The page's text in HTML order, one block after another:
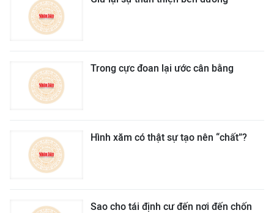
Trong cực đoan lại ước cân bằng
Hình xăm có thật sự tạo nên “chất”?
Sao cho tái định cư đến nơi đến chốn